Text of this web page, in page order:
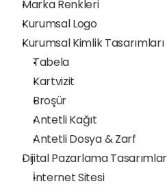
Marka Renkleri
Kurumsal Logo
Kurumsal Kimlik Tasarımları
Tabela
Kartvizit
Broşür
Antetli Kağıt
Antetli Dosya & Zarf
Dijital Pazarlama
İnternet Sitesi